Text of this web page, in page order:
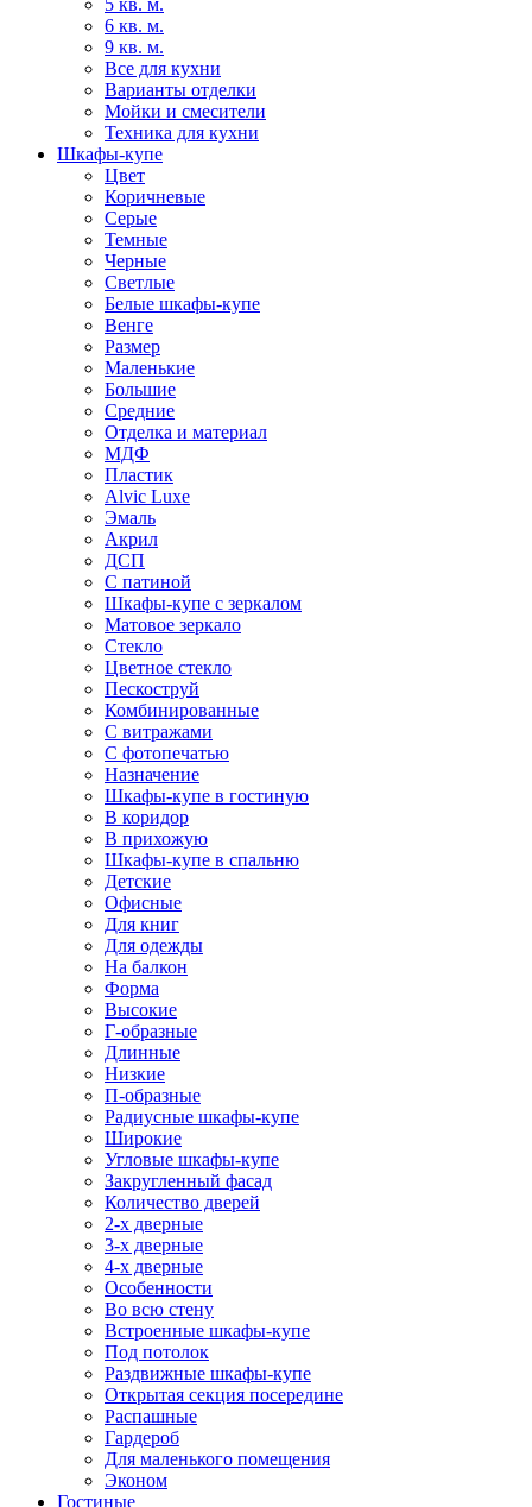
5 кв. м.
6 кв. м.
9 кв. м.
Все для кухни
Варианты отделки
Мойки и смесители
Техника для кухни
Шкафы-купе
Цвет
Коричневые
Серые
Темные
Черные
Светлые
Белые шкафы-купе
Венге
Размер
Маленькие
Большие
Средние
Отделка и материал
МДФ
Пластик
Alvic Luxe
Эмаль
Акрил
ДСП
С патиной
Шкафы-купе с зеркалом
Матовое зеркало
Стекло
Цветное стекло
Пескоструй
Комбинированные
С витражами
С фотопечатью
Назначение
Шкафы-купе в гостиную
В коридор
В прихожую
Шкафы-купе в спальню
Детские
Офисные
Для книг
Для одежды
На балкон
Форма
Высокие
Г-образные
Длинные
Низкие
П-образные
Радиусные шкафы-купе
Широкие
Угловые шкафы-купе
Закругленный фасад
Количество дверей
2-х дверные
3-х дверные
4-х дверные
Особенности
Во всю стену
Встроенные шкафы-купе
Под потолок
Раздвижные шкафы-купе
Открытая секция посередине
Распашные
Гардероб
Для маленького помещения
Эконом
Гостиные